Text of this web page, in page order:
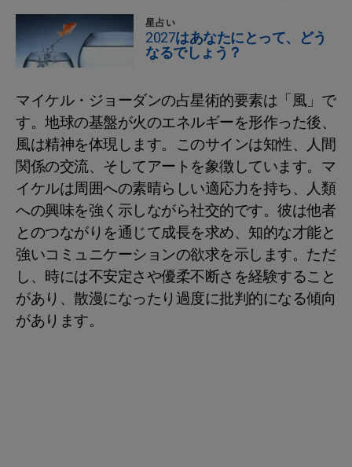
星占い
2027はあなたにとって、どう
なるでしょう？
マイケル・ジョーダンの占星術的要素は「風」で
す。地球の基盤が火のエネルギーを形作った後、
風は精神を体現します。このサインは知性、人間
関係の交流、そしてアートを象徴しています。マ
イケルは周囲への素晴らしい適応力を持ち、人類
への興味を強く示しながら社交的です。彼は他者
とのつながりを通じて成長を求め、知的な才能と
強いコミュニケーションの欲求を示します。ただ
し、時には不安定さや優柔不断さを経験すること
があり、散漫になったり過度に批判的になる傾向
があります。